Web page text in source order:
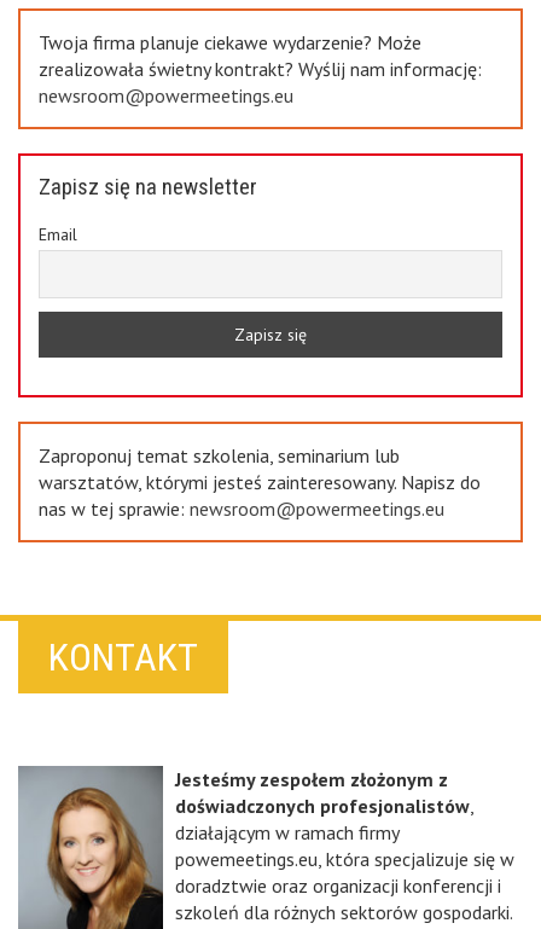
Twoja firma planuje ciekawe wydarzenie? Może
zrealizowała świetny kontrakt? Wyślij nam informację:
newsroom@powermeetings.eu
Zapisz się na newsletter
Email
Zaproponuj temat szkolenia, seminarium lub
warsztatów, którymi jesteś zainteresowany. Napisz do
nas w tej sprawie: newsroom@powermeetings.eu
KONTAKT
Jesteśmy zespołem złożonym z
doświadczonych profesjonalistów
działającym w ramach firmy
powemeetings.eu, która specjalizuje się w
doradztwie oraz organizacji konferencji i
szkoleń dla różnych sektorów gospodarki.